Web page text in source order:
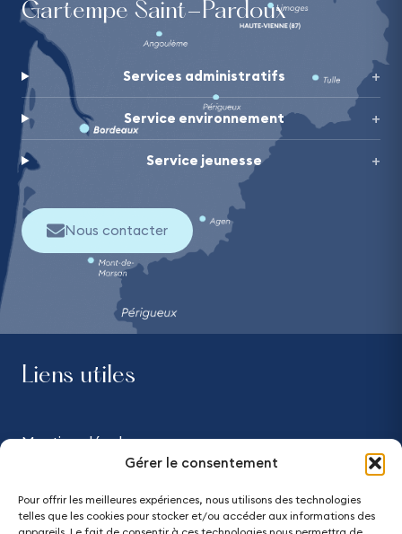
Gérer le consentement
Pour offrir les meilleures expériences, nous utilisons des technologies
telles que les cookies pour stocker et/ou accéder aux informations des
Gartempe Saint-Pardoux
Services administratifs
Service environnement
Service jeunesse
Nous contacter
Liens utiles
Mentions légales
Accessibilité - partiellement conforme